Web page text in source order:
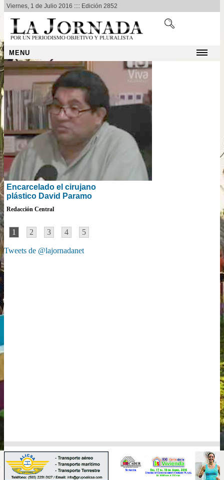
Viernes, 1 de Julio 2016 :::: Edición 2852
MENU
Encarcelado el cirujano
plástico David Paramo
Redacción Central
1 2 3 4 5
Tweets de @lajornadanet